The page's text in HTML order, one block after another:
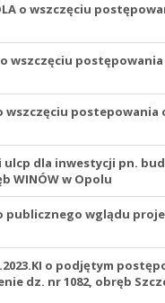
o wszczęciu
o wszczęciu
o wszczęciu
dla inwestycji pn.
WINÓW w Opolu
publicznego wglądu
o podjętym
dz. nr 1082, obręb